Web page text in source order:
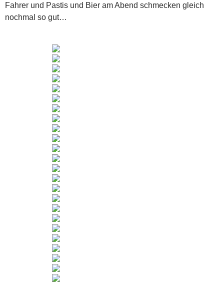
Fahrer und Pastis und Bier am Abend schmecken gleich
nochmal so gut…